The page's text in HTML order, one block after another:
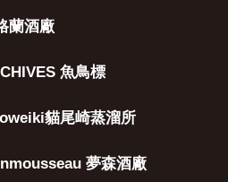
蘭酒廠
魚鳥標
貓尾崎蒸溜所
夢森酒廠